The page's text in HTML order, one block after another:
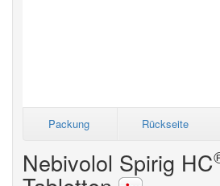
Packung Rückseite
Nebivolol Spirig HC